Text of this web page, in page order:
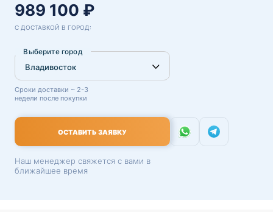
989 100 ₽
С ДОСТАВКОЙ В ГОРОД:
Выберите город
Сроки доставки ~ 2-3
недели после покупки
ОСТАВИТЬ ЗАЯВКУ
Наш менеджер свяжется с вами в
ближайшее время